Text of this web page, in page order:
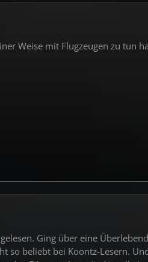
Weise mit Flugzeugen zu tun
Ging über eine
so beliebt bei Koontz-Lesern.